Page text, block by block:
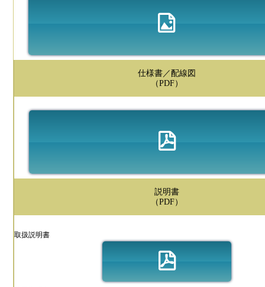
仕様書／配線図
（PDF）
説明書
（PDF）
取扱説明書